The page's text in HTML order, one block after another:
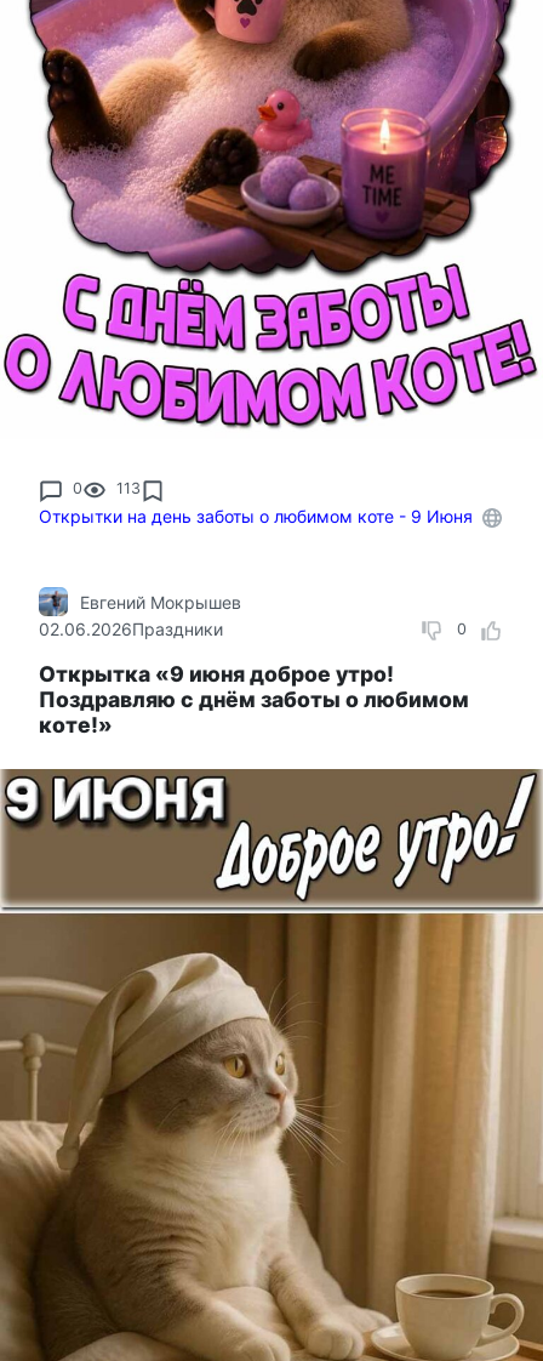
0 113
Открытки на день заботы о любимом коте - 9 Июня
0
Евгений Мокрышев
02.06.2026Праздники
Открытка «9 июня доброе утро!
Поздравляю с днём заботы о любимом
коте!»